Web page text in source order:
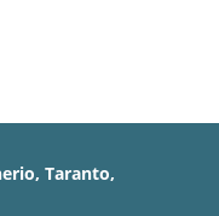
Taranto,